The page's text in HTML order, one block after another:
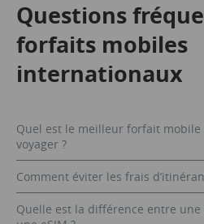
Questions
forfaits mobiles
internationaux
Quel est le meilleur forfait
voyager ?
Comment éviter les frais
Quelle est la différence entre une